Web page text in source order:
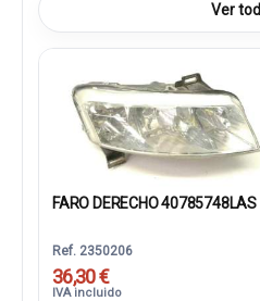
Ver
FARO DERECHO 40785748LAS
Ref. 2350206
36,30 €
IVA incluido